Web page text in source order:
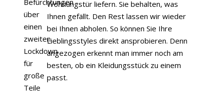
Befürchtungen
über
einen
zweiten
Lockdown
für
große
Teile
Wohnungstür liefern. Sie behalten, was
Ihnen gefällt. Den Rest lassen wir wieder
bei Ihnen abholen. So können Sie Ihre
Lieblingsstyles direkt ansprobieren. Denn
angezogen erkennt man immer noch am
besten, ob ein Kleidungsstück zu einem
passt.